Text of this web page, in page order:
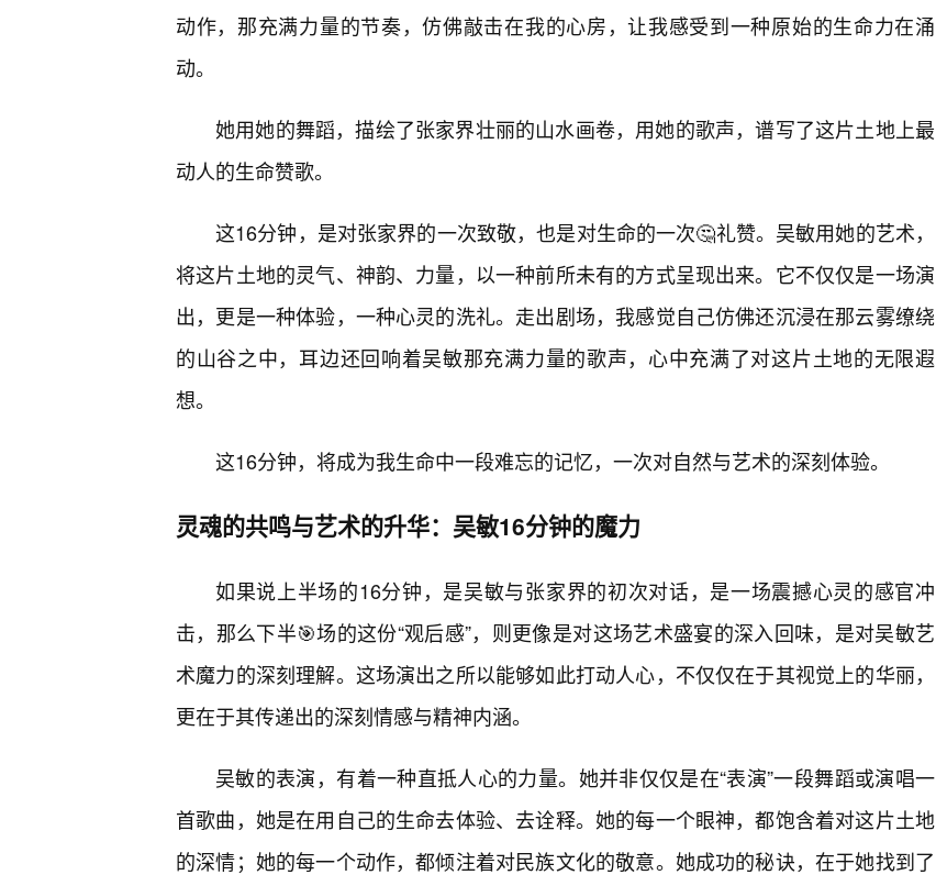
动作，那充满力量的节奏，仿佛敲击在我的心房，让我感受到一种原始的生命力在涌
动。
她用她的舞蹈，描绘了张家界壮丽的山水画卷，用她的歌声，谱写了这片土地上最
动人的生命赞歌。
这16分钟，是对张家界的一次致敬，也是对生命的一次🤔礼赞。吴敏用她的艺术，
将这片土地的灵气、神韵、力量，以一种前所未有的方式呈现出来。它不仅仅是一场演
出，更是一种体验，一种心灵的洗礼。走出剧场，我感觉自己仿佛还沉浸在那云雾缭绕
的山谷之中，耳边还回响着吴敏那充满力量的歌声，心中充满了对这片土地的无限遐
想。
这16分钟，将成为我生命中一段难忘的记忆，一次对自然与艺术的深刻体验。
灵魂的共鸣与艺术的升华：吴敏16分钟的魔力
如果说上半场的16分钟，是吴敏与张家界的初次对话，是一场震撼心灵的感官冲
击，那么下半🎯场的这份“观后感”，则更像是对这场艺术盛宴的深入回味，是对吴敏艺
术魔力的深刻理解。这场演出之所以能够如此打动人心，不仅仅在于其视觉上的华丽，
更在于其传递出的深刻情感与精神内涵。
吴敏的表演，有着一种直抵人心的力量。她并非仅仅是在“表演”一段舞蹈或演唱一
首歌曲，她是在用自己的生命去体验、去诠释。她的每一个眼神，都饱含着对这片土地
的深情；她的每一个动作，都倾注着对民族文化的敬意。她成功的秘诀，在于她找到了